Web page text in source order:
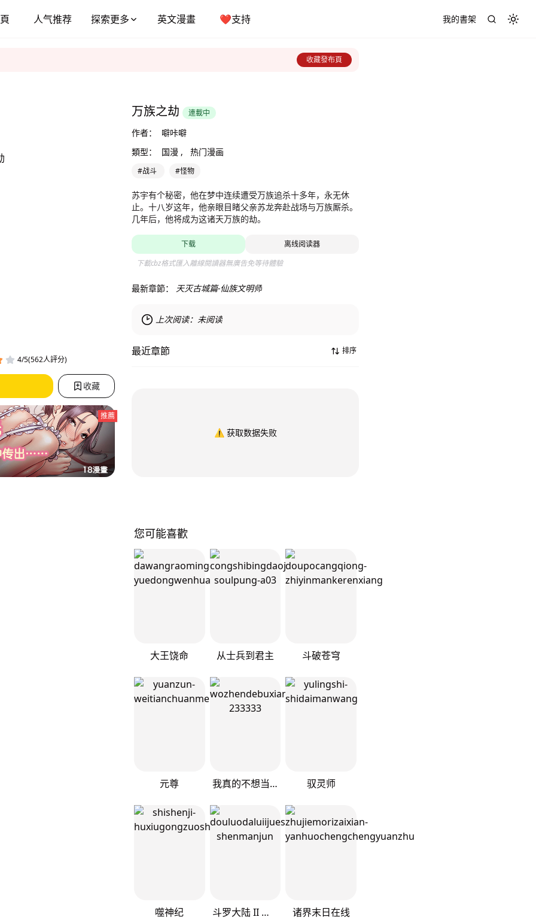
人气推荐 探索更多 英文漫畫 ❤️支持 我的書架
收藏發布頁
4/5(562人評分)
收藏
推薦
万族之劫 連載中
作者：
噼咔噼
類型：
国漫 , 热门漫画
#战斗 #怪物
苏宇有个秘密，他在梦中连续遭受万族追杀十多年，永无休
止。十八岁这年，他亲眼目睹父亲苏龙奔赴战场与万族厮杀。
几年后，他将成为这诸天万族的劫。
下载
离线阅读器
下載cbz格式匯入離線閱讀器無廣告免等待體驗
最新章節： 天灭古城篇-仙族文明师
上次阅读： 未阅读
最近章節 排序
⚠️ 获取数据失败
您可能喜歡
大王饶命 从士兵到君主 斗破苍穹
元尊 我真的不想当第一 驭灵师
噬神纪 斗罗大陆 II 绝世唐门（神漫版） 诸界末日在线